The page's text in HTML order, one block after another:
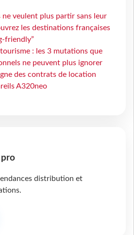
ne veulent plus partir sans leur
les destinations françaises
friendly”
tourisme : les 3 mutations que
ne peuvent plus ignorer
des contrats de location
A320neo
distribution et